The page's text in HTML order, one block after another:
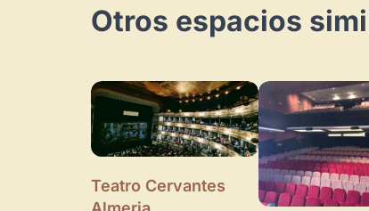
Otros espacios
Teatro Cervantes